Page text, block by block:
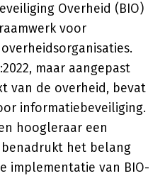
Overheid (BIO)
voor
maar aangepast
van de overheid, bevat
informatiebeveiliging.
hoogleraar een
het belang
implementatie van BIO-